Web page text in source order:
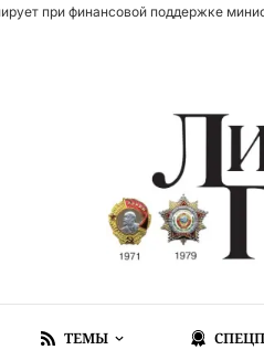
при финансовой поддержке
ТЕМЫ